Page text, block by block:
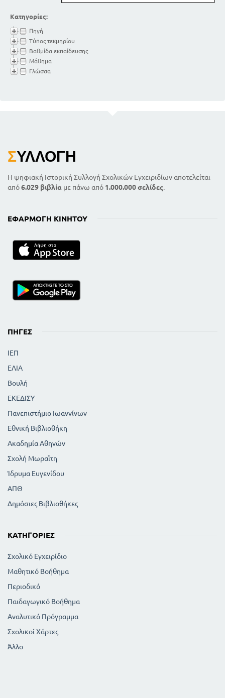
Κατηγορίες:
Πηγή
Τύπος τεκμηρίου
Βαθμίδα εκπαίδευσης
Μάθημα
Γλώσσα
ΣΥΛΛΟΓΉ
Η ψηφιακή Ιστορική Συλλογή Σχολικών Εγχειριδίων αποτελείται
από6.029 βιβλία με πάνω από 1.000.000 σελίδες.
ΕΦΑΡΜΟΓΉ ΚΙΝΗΤΟΎ
ΠΗΓΈΣ
ΙΕΠ
ΕΛΙΑ
Βουλή
ΕΚΕΔΙΣΥ
Πανεπιστήμιο Ιωαννίνων
Εθνική Βιβλιοθήκη
Ακαδημία Αθηνών
Σχολή Μωραϊτη
Ίδρυμα Ευγενίδου
ΑΠΘ
Δημόσιες Βιβλιοθήκες
ΚΑΤΗΓΟΡΊΕΣ
Σχολικό Εγχειρίδιο
Μαθητικό Βοήθημα
Περιοδικό
Παιδαγωγικό Βοήθημα
Αναλυτικό Πρόγραμμα
Σχολικοί Χάρτες
Άλλο